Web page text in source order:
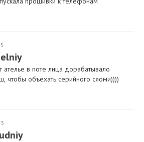
ателье в поте лица дорабатывало
чтобы объехать серийного сяоми))))